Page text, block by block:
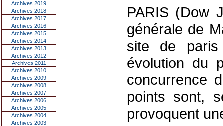
Archives 2019
Archives 2018
Archives 2017
Archives 2016
Archives 2015
Archives 2014
Archives 2013
Archives 2012
Archives 2011
Archives 2010
Archives 2009
Archives 2008
Archives 2007
Archives 2006
Archives 2005
Archives 2004
Archives 2003
PARIS (Dow
générale de
site de
évolution du
concurrence
points sont,
provoquent